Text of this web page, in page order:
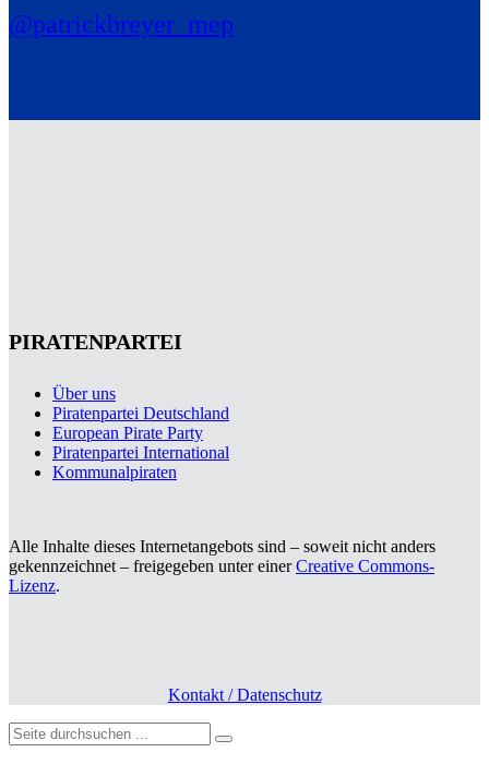
@patrickbreyer_mep
PIRATENPARTEI
Über uns
Piratenpartei Deutschland
European Pirate Party
Piratenpartei International
Kommunalpiraten
Alle Inhalte dieses Internetangebots sind – soweit nicht anders
gekennzeichnet – freigegeben unter einerCreative Commons-
Lizenz.
Kontakt / Datenschutz